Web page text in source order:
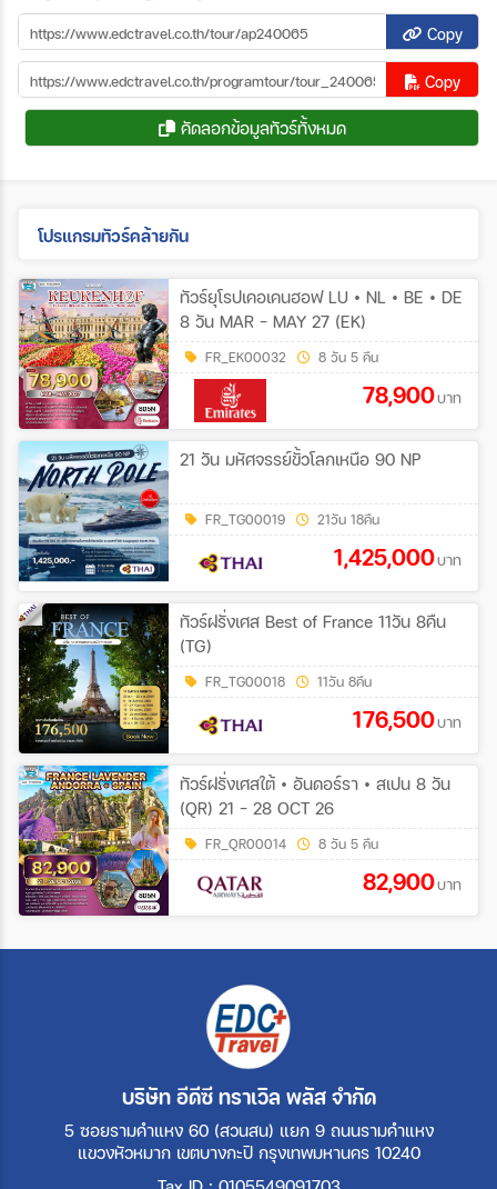
Copy
Copy
คัดลอกข้อมูลทัวร์ทั้งหมด
โปรแกรมทัวร์คล้ายกัน
ทัวร์ยุโรปเคอเคนฮอฟ LU • NL • BE • DE
8 วัน MAR - MAY 27 (EK)
FR_EK00032 8 วัน 5 คืน
78,900บาท
21 วัน มหัศจรรย์ขั้วโลกเหนือ 90 NP
FR_TG00019 21วัน 18คืน
1,425,000บาท
ทัวร์ฝรั่งเศส Best of France 11วัน 8คืน
(TG)
FR_TG00018 11วัน 8คืน
176,500บาท
ทัวร์ฝรั่งเศสใต้ • อันดอร์รา • สเปน 8 วัน
(QR) 21 - 28 OCT 26
FR_QR00014 8 วัน 5 คืน
82,900บาท
บริษัท อีดีซี ทราเวิล พลัส จำกัด
5 ซอยรามคำแหง 60 (สวนสน) แยก 9 ถนนรามคำแหง
แขวงหัวหมาก เขตบางกะปิ กรุงเทพมหานคร 10240